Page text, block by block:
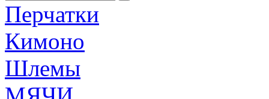
Перчатки
Кимоно
Шлемы